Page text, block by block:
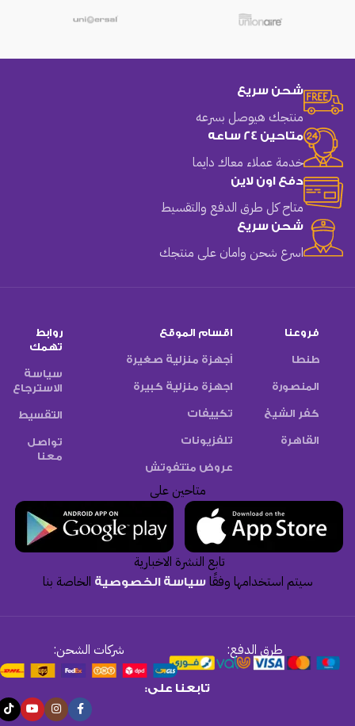
شحن سريع
منتجك هيوصل بسرعه
متاحين 24 ساعه
خدمة عملاء معاك دايما
دفع اون لاين
متاح كل طرق الدفع والتقسيط
شحن سريع
اسرع شحن وامان على منتجك
فروعنا
طنطا
المنصورة
كفر الشيخ
القاهرة
اقسام الموقع
أجهزة منزلية صغيرة
اجهزة منزلية كبيرة
تكييفات
تلفزيونات
عروض متتفوتش
روابط
تهمك
سياسة
الاسترجاع
التقسيط
تواصل
معنا
متاحين على
تابع النشرة الاخبارية
سيتم استخدامها وفقًاسياسة الخصوصية الخاصة بنا
طرق الدفع: شركات الشحن:
تابعنا على: